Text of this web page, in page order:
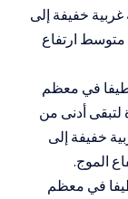
غربية خفيفة إلى
متوسط ارتفاع
في معظم
لتبقى أدنى من
خفيفة إلى
الموج.
في معظم